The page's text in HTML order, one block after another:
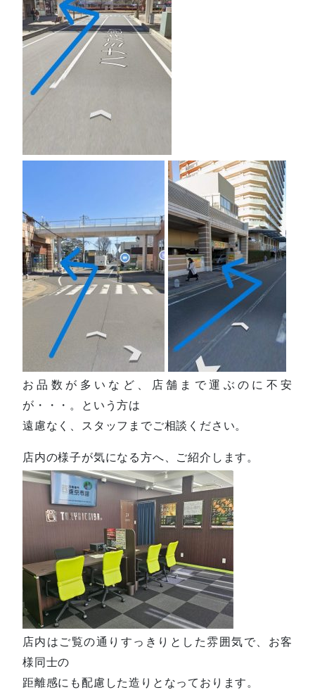
お品数が多いなど、店舗まで運ぶのに不安
が・・・。という方は
遠慮なく、スタッフまでご相談ください。
店内の様子が気になる方へ、ご紹介します。
店内はご覧の通りすっきりとした雰囲気で、お客
様同士の
距離感にも配慮した造りとなっております。